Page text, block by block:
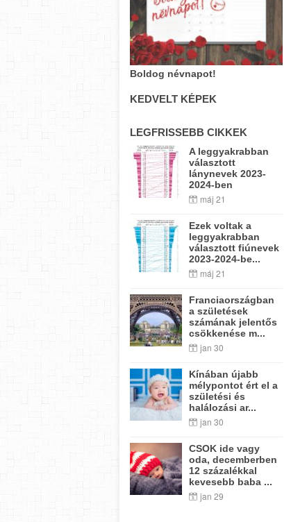
Boldog névnapot!
KEDVELT KÉPEK
LEGFRISSEBB CIKKEK
A leggyakrabban
választott
lánynevek 2023-
2024-ben
máj 21
Ezek voltak a
leggyakrabban
választott fiúnevek
2023-2024-be...
máj 21
Franciaországban
a születések
számának jelentős
csökkenése m...
jan 30
Kínában újabb
mélypontot ért el a
születési és
halálozási ar...
jan 30
CSOK ide vagy
oda, decemberben
12 százalékkal
kevesebb baba ...
jan 29